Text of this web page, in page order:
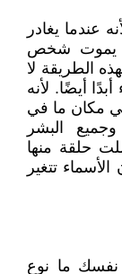
عندما يغادر
يموت شخص
الطريقة لا
أيضًا. لأنه
مكان ما في
البشر
حلقة منها
تتغير
ما نوع